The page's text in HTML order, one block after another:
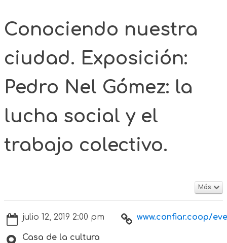
Conociendo nuestra
ciudad. Exposición:
Pedro Nel Gómez: la
lucha social y el
trabajo colectivo.
Más
julio 12, 2019 2:00 pm
Casa de la cultura
www.confiar.coop/